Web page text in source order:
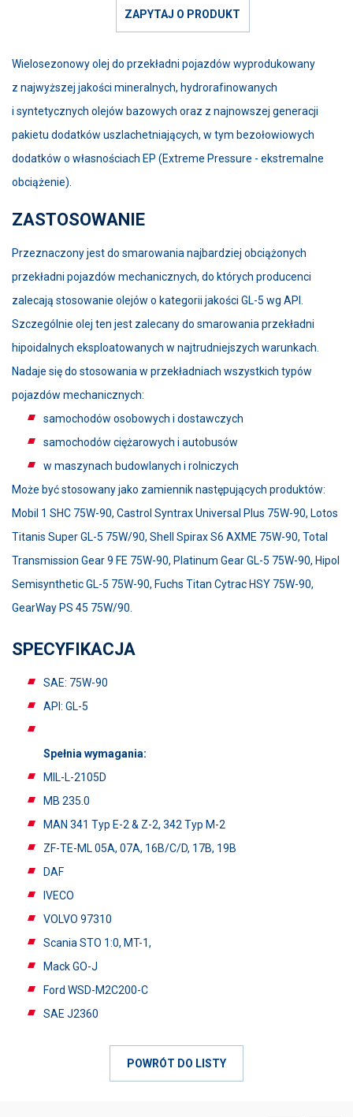
ZAPYTAJ O PRODUKT
Wielosezonowy olej do przekładni pojazdów wyprodukowany
z najwyższej jakości mineralnych, hydrorafinowanych
i syntetycznych olejów bazowych oraz z najnowszej generacji
pakietu dodatków uszlachetniających, w tym bezołowiowych
dodatków o własnościach EP (Extreme Pressure - ekstremalne
obciążenie).
ZASTOSOWANIE
Przeznaczony jest do smarowania najbardziej obciążonych
przekładni pojazdów mechanicznych, do których producenci
zalecają stosowanie olejów o kategorii jakości GL-5 wg API.
Szczególnie olej ten jest zalecany do smarowania przekładni
hipoidalnych eksploatowanych w najtrudniejszych warunkach.
Nadaje się do stosowania w przekładniach wszystkich typów
pojazdów mechanicznych:
samochodów osobowych i dostawczych
samochodów ciężarowych i autobusów
w maszynach budowlanych i rolniczych
Może być stosowany jako zamiennik następujących produktów:
Mobil 1 SHC 75W-90, Castrol Syntrax Universal Plus 75W-90, Lotos
Titanis Super GL-5 75W/90, Shell Spirax S6 AXME 75W-90, Total
Transmission Gear 9 FE 75W-90, Platinum Gear GL-5 75W-90, Hipol
Semisynthetic GL-5 75W-90, Fuchs Titan Cytrac HSY 75W-90,
GearWay PS 45 75W/90.
SPECYFIKACJA
SAE: 75W-90
API: GL-5
Spełnia wymagania:
MIL-L-2105D
MB 235.0
MAN 341 Typ E-2 & Z-2, 342 Typ M-2
ZF-TE-ML 05A, 07A, 16B/C/D, 17B, 19B
DAF
IVECO
VOLVO 97310
Scania STO 1:0, MT-1,
Mack GO-J
Ford WSD-M2C200-C
SAE J2360
POWRÓT DO LISTY